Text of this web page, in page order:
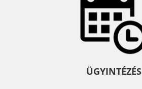
ÜGYINTÉZÉS